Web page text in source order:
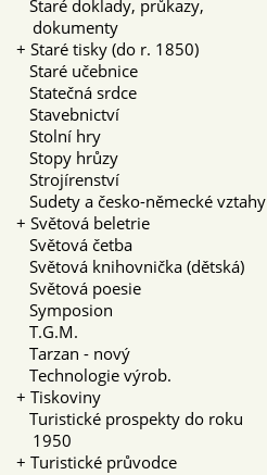
Staré doklady, průkazy,
dokumenty
+ Staré tisky (do r. 1850)
Staré učebnice
Statečná srdce
Stavebnictví
Stolní hry
Stopy hrůzy
Strojírenství
Sudety a česko-německé vztahy
+ Světová beletrie
Světová četba
Světová knihovnička (dětská)
Světová poesie
Symposion
T.G.M.
Tarzan - nový
Technologie výrob.
+ Tiskoviny
Turistické prospekty do roku
1950
+ Turistické průvodce